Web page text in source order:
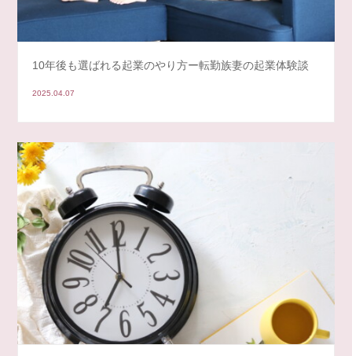
10年後も選ばれる起業のやり方ー転勤族妻の起業体験談
2025.04.07